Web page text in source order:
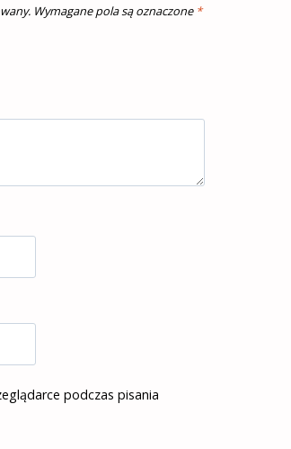
Wymagane pola są oznaczone *
podczas pisania